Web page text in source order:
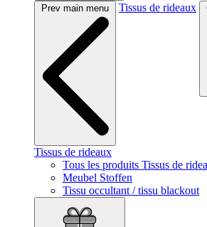
Prev main menu Tissus de rideaux
Tissus de rideaux
Tous les produits Tissus de
Meubel Stoffen
Tissu occultant / tissu blackout